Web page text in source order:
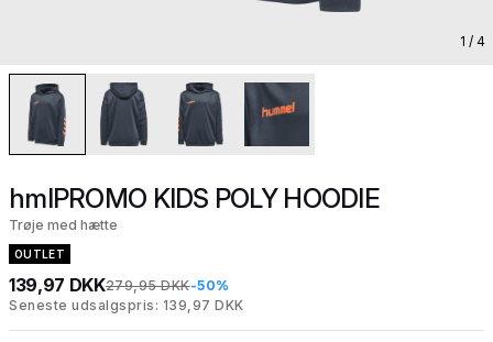
1 / 4
hmlPROMO KIDS POLY HOODIE
Trøje med hætte
OUTLET
139,97 DKK279,95 DKK-50%
Seneste udsalgspris: 139,97 DKK